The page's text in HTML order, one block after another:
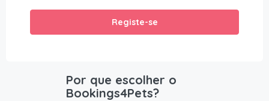
Registe-se
Por que escolher o
Bookings4Pets?